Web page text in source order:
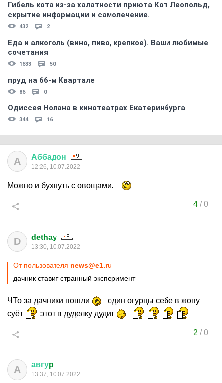
Гибель кота из-за халатности приюта Кот Леопольд,
скрытиe информации и самолечение.
432 2
Еда и алкоголь (вино, пиво, крепкое). Ваши любимые
сочетания
1633 50
пруд на 66-м Квартале
86 0
Одиссея Нолана в кинотеатрах Екатеринбурга
344 16
А Аббадон
12:26, 10.07.2022
Можно и бухнуть с овощами.
4/0
D dethay
13:30, 10.07.2022
От пользователя news@e1.ru
дачник ставит странный эксперимент
ЧТо за дачники пошли
один огурцы себе в жопу
суёт
этот в дуделку дудит
2 /0
А авгуp
13:37, 10.07.2022